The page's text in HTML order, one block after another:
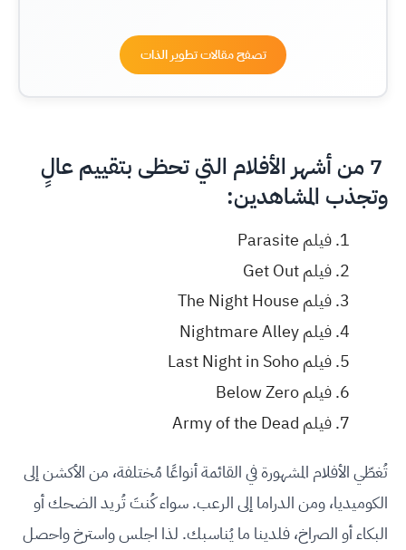
تصفح مقالات تطوير الذات
7 من أشهر الأفلام التي تحظى بتقييم عالٍ
وتجذب المشاهدين:
فيلم Parasite
فيلم Get Out
فيلم The Night House
فيلم Nightmare Alley
فيلم Last Night in Soho
فيلم Below Zero
فيلم Army of the Dead
تُغطّي الأفلام المشهورة في القائمة أنواعًا مُختلفة، من الأكشن إلى
الكوميديا، ومن الدراما إلى الرعب. سواء كُنتَ تُريد الضحك أو
البكاء أو الصراخ، فلدينا ما يُناسبك. لذا اجلس واسترخ واحصل